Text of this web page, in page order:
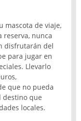
mascota de viaje,
reserva, nunca
disfrutarán del
para jugar en
Llevarlo
que no pueda
destino que
locales.